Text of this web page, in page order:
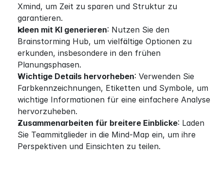
Xmind, um Zeit zu sparen und Struktur zu
garantieren.
Ideen mit KI generieren: Nutzen Sie den
Brainstorming Hub, um vielfältige Optionen zu
erkunden, insbesondere in den frühen
Planungsphasen.
Wichtige Details hervorheben: Verwenden Sie
Farbkennzeichnungen, Etiketten und Symbole, um
wichtige Informationen für eine einfachere Analyse
hervorzuheben.
Zusammenarbeiten für breitere Einblicke: Laden
Sie Teammitglieder in die Mind-Map ein, um ihre
Perspektiven und Einsichten zu teilen.